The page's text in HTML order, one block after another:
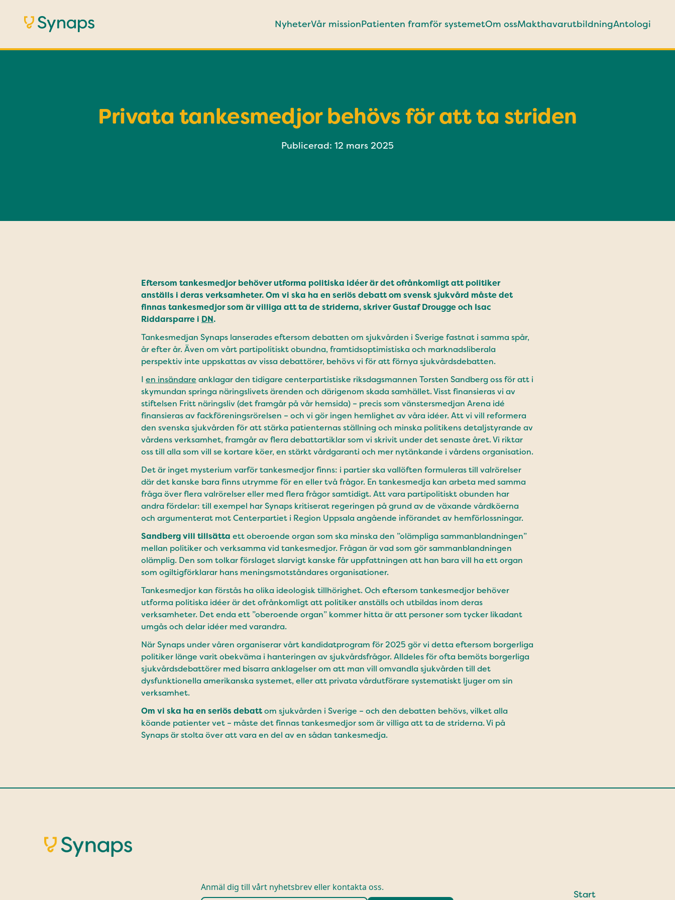
NyheterVår missionPatienten framför systemetOm ossMakthavarutbildningAntologi
Privata tankesmedjor behövs för att ta striden
Publicerad: 12 mars 2025
Eftersom tankesmedjor behöver utforma politiska idéer är det ofrånkomligt att politiker
anställs i deras verksamheter. Om vi ska ha en seriös debatt om svensk sjukvård måste det
finnas tankesmedjor som är villiga att ta de striderna, skriver Gustaf Drougge och Isac
Riddarsparre i DN.
Tankesmedjan Synaps lanserades eftersom debatten om sjukvården i Sverige fastnat i samma spår,
år efter år. Även om vårt partipolitiskt obundna, framtidsoptimistiska och marknadsliberala
perspektiv inte uppskattas av vissa debattörer, behövs vi för att förnya sjukvårdsdebatten.
I en insändare anklagar den tidigare centerpartistiske riksdagsmannen Torsten Sandberg oss för att i
skymundan springa näringslivets ärenden och därigenom skada samhället. Visst finansieras vi av
stiftelsen Fritt näringsliv (det framgår på vår hemsida) – precis som vänstersmedjan Arena idé
finansieras av fackföreningsrörelsen – och vi gör ingen hemlighet av våra idéer. Att vi vill reformera
den svenska sjukvården för att stärka patienternas ställning och minska politikens detaljstyrande av
vårdens verksamhet, framgår av flera debattartiklar som vi skrivit under det senaste året. Vi riktar
oss till alla som vill se kortare köer, en stärkt vårdgaranti och mer nytänkande i vårdens organisation.
Det är inget mysterium varför tankesmedjor finns: i partier ska vallöften formuleras till valrörelser
där det kanske bara finns utrymme för en eller två frågor. En tankesmedja kan arbeta med samma
fråga över flera valrörelser eller med flera frågor samtidigt. Att vara partipolitiskt obunden har
andra fördelar: till exempel har Synaps kritiserat regeringen på grund av de växande vårdköerna
och argumenterat mot Centerpartiet i Region Uppsala angående införandet av hemförlossningar.
Sandberg vill tillsätta ett oberoende organ som ska minska den ”olämpliga sammanblandningen”
mellan politiker och verksamma vid tankesmedjor. Frågan är vad som gör sammanblandningen
olämplig. Den som tolkar förslaget slarvigt kanske får uppfattningen att han bara vill ha ett organ
som ogiltigförklarar hans meningsmotståndares organisationer.
Tankesmedjor kan förstås ha olika ideologisk tillhörighet. Och eftersom tankesmedjor behöver
utforma politiska idéer är det ofrånkomligt att politiker anställs och utbildas inom deras
verksamheter. Det enda ett ”oberoende organ” kommer hitta är att personer som tycker likadant
umgås och delar idéer med varandra.
När Synaps under våren organiserar vårt kandidatprogram för 2025 gör vi detta eftersom borgerliga
politiker länge varit obekväma i hanteringen av sjukvårdsfrågor. Alldeles för ofta bemöts borgerliga
sjukvårdsdebattörer med bisarra anklagelser om att man vill omvandla sjukvården till det
dysfunktionella amerikanska systemet, eller att privata vårdutförare systematiskt ljuger om sin
verksamhet.
Om vi ska ha en seriös debattom sjukvården i Sverige – och den debatten behövs, vilket alla
köande patienter vet – måste det finnas tankesmedjor som är villiga att ta de striderna. Vi på
Synaps är stolta över att vara en del av en sådan tankesmedja.
Anmäl dig till vårt nyhetsbrev eller kontakta oss.
Start